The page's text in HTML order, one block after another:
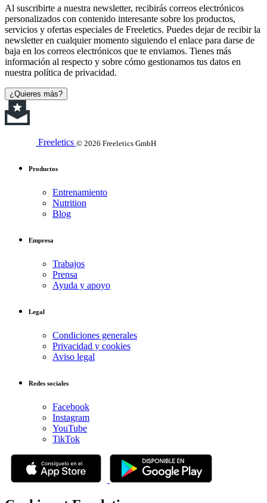
Al suscribirte a nuestra newsletter, recibirás correos electrónicos
personalizados con contenido interesante sobre los productos,
servicios y ofertas especiales de Freeletics. Puedes dejar de recibir la
newsletter en cualquier momento siguiendo el enlace para darse de
baja en los correos electrónicos que te enviamos. Tienes más
información al respecto y sobre cómo gestionamos tus datos en
nuestra política de privacidad.
¿Quieres más?
Freeletics © 2026 Freeletics GmbH
Productos
Entrenamiento
Nutrition
Blog
Empresa
Trabajos
Prensa
Ayuda y apoyo
Legal
Condiciones generales
Privacidad y cookies
Aviso legal
Redes sociales
Facebook
Instagram
YouTube
TikTok